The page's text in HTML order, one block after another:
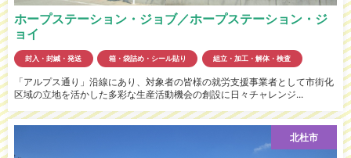
ホープステーション・ジョブ／ホープステーション・ジ
ョイ
封入・封緘・発送 箱・袋詰め・シール貼り 組立・加工・解体・検査
「アルプス通り」沿線にあり、対象者の皆様の就労支援事業者として市街化
区域の立地を活かした多彩な生産活動機会の創設に日々チャレンジ...
北杜市